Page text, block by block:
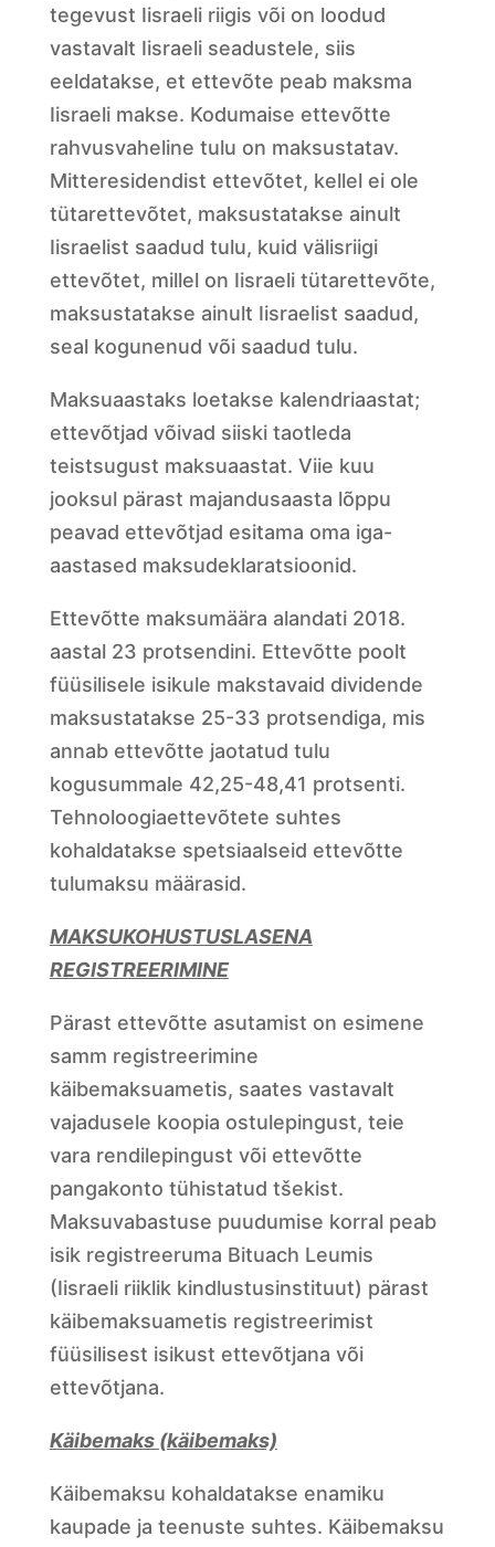
tegevust Iisraeli riigis või on loodud
vastavalt Iisraeli seadustele, siis
eeldatakse, et ettevõte peab maksma
Iisraeli makse. Kodumaise ettevõtte
rahvusvaheline tulu on maksustatav.
Mitteresidendist ettevõtet, kellel ei ole
tütarettevõtet, maksustatakse ainult
Iisraelist saadud tulu, kuid välisriigi
ettevõtet, millel on Iisraeli tütarettevõte,
maksustatakse ainult Iisraelist saadud,
seal kogunenud või saadud tulu.
Maksuaastaks loetakse kalendriaastat;
ettevõtjad võivad siiski taotleda
teistsugust maksuaastat. Viie kuu
jooksul pärast majandusaasta lõppu
peavad ettevõtjad esitama oma iga-
aastased maksudeklaratsioonid.
Ettevõtte maksumäära alandati 2018.
aastal 23 protsendini. Ettevõtte poolt
füüsilisele isikule makstavaid dividende
maksustatakse 25-33 protsendiga, mis
annab ettevõtte jaotatud tulu
kogusummale 42,25-48,41 protsenti.
Tehnoloogiaettevõtete suhtes
kohaldatakse spetsiaalseid ettevõtte
tulumaksu määrasid.
MAKSUKOHUSTUSLASENA
REGISTREERIMINE
Pärast ettevõtte asutamist on esimene
samm registreerimine
käibemaksuametis, saates vastavalt
vajadusele koopia ostulepingust, teie
vara rendilepingust või ettevõtte
pangakonto tühistatud tšekist.
Maksuvabastuse puudumise korral peab
isik registreeruma Bituach Leumis
(Iisraeli riiklik kindlustusinstituut) pärast
käibemaksuametis registreerimist
füüsilisest isikust ettevõtjana või
ettevõtjana.
Käibemaks (käibemaks)
Käibemaksu kohaldatakse enamiku
kaupade ja teenuste suhtes. Käibemaksu